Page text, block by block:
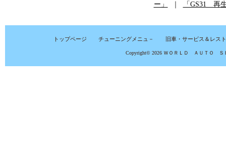
ー」
「GS31 再
トップページ チューニングメニュ－ 旧車・サービス＆レス
Copyright© 2026 ＷＯＲＬＤ ＡＵＴＯ Ｓ